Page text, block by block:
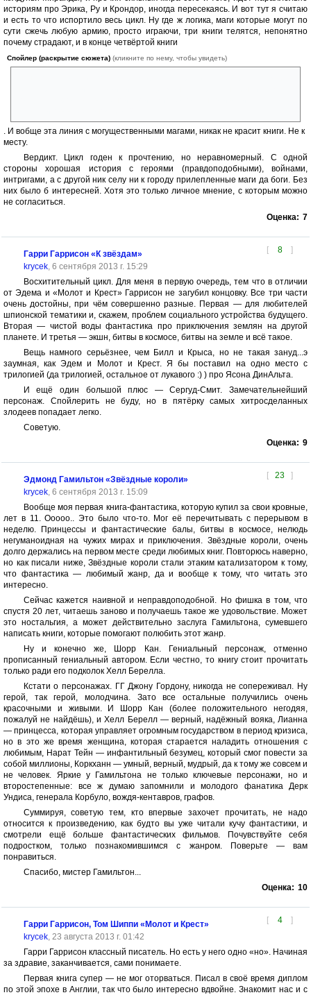
историям про Эрика, Ру и Крондор, иногда пересекаясь. И вот тут я считаю
и есть то что испортило весь цикл. Ну где ж логика, маги которые могут по
сути сжечь любую армию, просто играючи, три книги телятся, непонятно
почему страдают, и в конце четвёртой книги
Спойлер (раскрытие сюжета) (кликните по нему, чтобы увидеть)
. И вобще эта линия с могущественными магами, никак не красит книги. Не к
месту.
Вердикт. Цикл годен к прочтению, но неравномерный. С одной
стороны хорошая история с героями (правдоподобными), войнами,
интригами, а с другой ник селу ни к городу прилепленные маги да боги. Без
них было б интересней. Хотя это только личное мнение, с которым можно
не согласиться.
Оценка: 7
[ 8 ]
Гарри Гаррисон «К звёздам»
krycek, 6 сентября 2013 г. 15:29
Восхитительный цикл. Для меня в первую очередь, тем что в отличии
от Эдема и «Молот и Крест» Гаррисон не загубил концовку. Все три части
очень достойны, при чём совершенно разные. Первая — для любителей
шпионской тематики и, скажем, проблем социального устройства будущего.
Вторая — чистой воды фантастика про приключения землян на другой
планете. И третья — экшн, битвы в космосе, битвы на земле и всё такое.
Вещь намного серьёзнее, чем Билл и Крыса, но не такая зануд...э
заумная, как Эдем и Молот и Крест. Я бы поставил на одно место с
трилогией (да трилогией, остальное от лукавого :) ) про Ясона ДинАльта.
И ещё один большой плюс — Сергуд-Смит. Замечательнейший
персонаж. Спойлерить не буду, но в пятёрку самых хитросделанных
злодеев попадает легко.
Советую.
Оценка: 9
[ 23 ]
Эдмонд Гамильтон «Звёздные короли»
krycek, 6 сентября 2013 г. 15:09
Вообще моя первая книга-фантастика, которую купил за свои кровные,
лет в 11. Ооооо.. Это было что-то. Мог её перечитывать с перерывом в
неделю. Принцессы и фантастические балы, битвы в космосе, нелюдь
негуманоидная на чужих мирах и приключения. Звёздные короли, очень
долго держались на первом месте среди любимых книг. Повторюсь наверно,
но как писали ниже, Звёздные короли стали этаким катализатором к тому,
что фантастика — любимый жанр, да и вообще к тому, что читать это
интересно.
Сейчас кажется наивной и неправдоподобной. Но фишка в том, что
спустя 20 лет, читаешь заново и получаешь такое же удовольствие. Может
это ностальгия, а может действительно заслуга Гамильтона, сумевшего
написать книги, которые помогают полюбить этот жанр.
Ну и конечно же, Шорр Кан. Гениальный персонаж, отменно
прописанный гениальный автором. Если честно, то книгу стоит прочитать
только ради его подколок Хелл Берелла.
Кстати о персонажах. ГГ Джону Гордону, никогда не сопереживал. Ну
герой, так герой, молодчина. Зато все остальные получились очень
красочными и живыми. И Шорр Кан (более положительного негодяя,
пожалуй не найдёшь), и Хелл Берелл — верный, надёжный вояка, Лианна
— принцесса, которая управляет огромным государством в период кризиса,
но в это же время женщина, которая старается наладить отношения с
любимым, Нарат Тейн — инфантильный безумец, который смог повести за
собой миллионы, Коркханн — умный, верный, мудрый, да к тому же совсем и
не человек. Яркие у Гамильтона не только ключевые персонажи, но и
второстепенные: все ж думаю запомнили и молодого фанатика Дерк
Ундиса, генерала Корбуло, вождя-кентавров, графов.
Суммируя, советую тем, кто впервые захочет прочитать, не надо
относится к произведению, как будто вы уже читали кучу фантастики, и
смотрели ещё больше фантастических фильмов. Почувствуйте себя
подростком, только познакомившимся с жанром. Поверьте — вам
понравиться.
Спасибо, мистер Гамильтон...
Оценка: 10
[ 4 ]
Гарри Гаррисон, Том Шиппи «Молот и Крест»
krycek, 23 августа 2013 г. 01:42
Гарри Гаррисон классный писатель. Но есть у него одно «но». Начиная
за здравие, заканчивается, сами понимаете.
Первая книга супер — не мог оторваться. Писал в своё время диплом
по этой эпохе в Англии, так что было интересно вдвойне. Знакомит нас и с